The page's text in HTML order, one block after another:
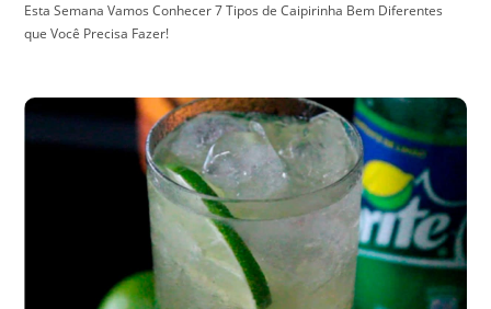
Esta Semana Vamos Conhecer 7 Tipos de Caipirinha Bem Diferentes
que Você Precisa Fazer!